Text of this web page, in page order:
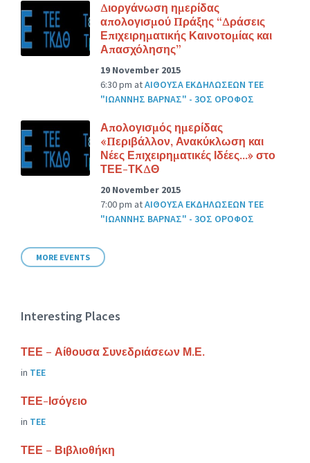
Διοργάνωση ημερίδας
απολογισμού Πράξης “Δράσεις
Επιχειρηματικής Καινοτομίας και
Απασχόλησης”
19 November 2015
6:30 pm atΑΙΘΟΥΣΑ ΕΚΔΗΛΩΣΕΩΝ ΤΕΕ
"ΙΩΑΝΝΗΣ ΒΑΡΝΑΣ" - 3ΟΣ ΟΡΟΦΟΣ
Απολογισμός ημερίδας
«Περιβάλλον, Ανακύκλωση και
Νέες Επιχειρηματικές Ιδέες…» στο
ΤΕΕ-ΤΚΔΘ
20 November 2015
7:00 pm atΑΙΘΟΥΣΑ ΕΚΔΗΛΩΣΕΩΝ ΤΕΕ
"ΙΩΑΝΝΗΣ ΒΑΡΝΑΣ" - 3ΟΣ ΟΡΟΦΟΣ
MORE EVENTS
Interesting Places
ΤΕΕ – Αίθουσα Συνεδριάσεων Μ.Ε.
in ΤΕΕ
ΤΕΕ-Ισόγειο
in ΤΕΕ
ΤΕΕ – Βιβλιοθήκη